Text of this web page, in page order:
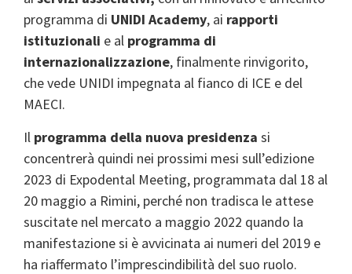
programma di UNIDI Academy, ai rapporti
istituzionali e al programma di
internazionalizzazione, finalmente rinvigorito,
che vede UNIDI impegnata al fianco di ICE e del
MAECI.
Il programma della nuova presidenza si
concentrerà quindi nei prossimi mesi sull’edizione
2023 di Expodental Meeting, programmata dal 18 al
20 maggio a Rimini, perché non tradisca le attese
suscitate nel mercato a maggio 2022 quando la
manifestazione si è avvicinata ai numeri del 2019 e
ha riaffermato l’imprescindibilità del suo ruolo.